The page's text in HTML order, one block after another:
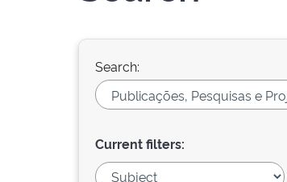
Search:
Current filters: